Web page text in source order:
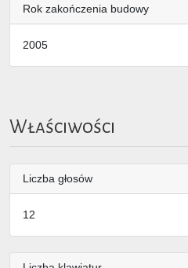
Rok zakończenia budowy
2005
Właściwości
Liczba głosów
12